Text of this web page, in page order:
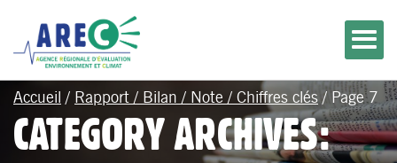
Accueil / Rapport / Bilan / Note / Chiffres clés/ Page 7
CATEGORY ARCHIVES: